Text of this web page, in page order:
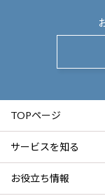
TOPページ
サービスを知る
お役立ち情報